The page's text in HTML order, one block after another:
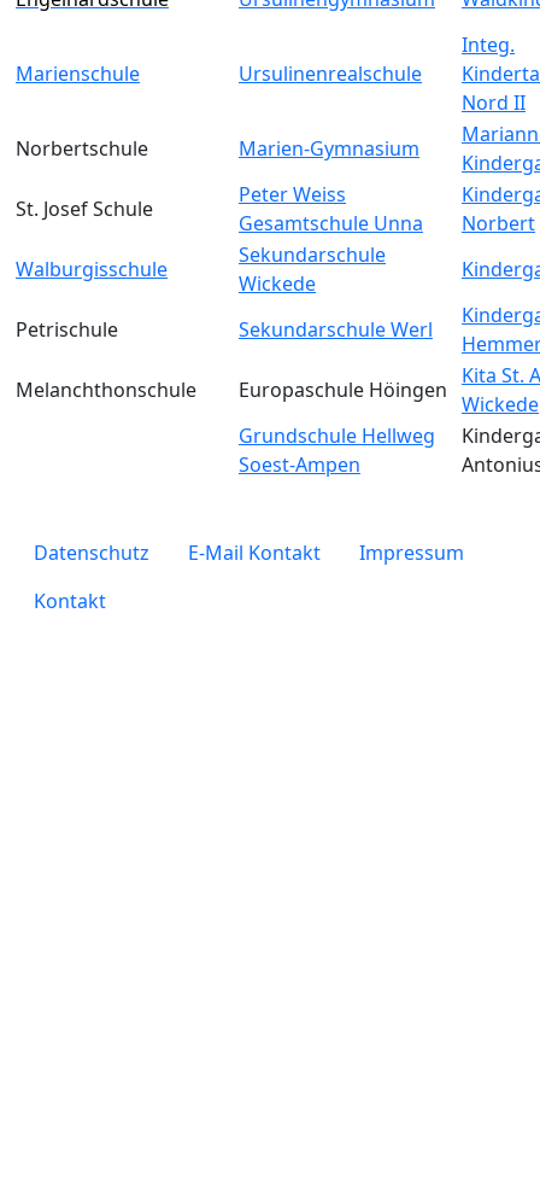
Marienschule Ursulinenrealschule
Integ.
Nord II
Norbertschule
Marien-Gymnasium
St. Josef Schule
Peter Weiss
Gesamtschule Unna
Norbert
Walburgisschule
Sekundarschule
Wickede
Petrischule Sekundarschule Werl
Melanchthonschule
Europaschule Höingen
Kita St.
Wickede
Grundschule Hellweg
Soest-Ampen
legals
Datenschutz E-Mail Kontakt
Impressum
Kontakt